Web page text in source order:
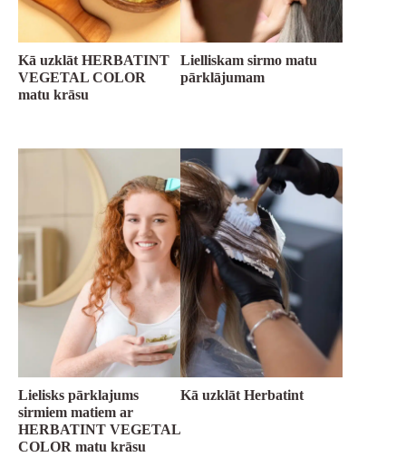
Kā uzklāt HERBATINT
VEGETAL COLOR
matu krāsu
Lielliskam sirmo matu
pārklājumam
Lielisks pārklajums
sirmiem matiem ar
HERBATINT VEGETAL
COLOR matu krāsu
Kā uzklāt Herbatint